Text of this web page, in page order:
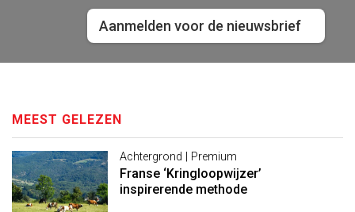
Aanmelden voor de nieuwsbrief
MEEST GELEZEN
Achtergrond | Premium
Franse ‘Kringloopwijzer’
inspirerende methode